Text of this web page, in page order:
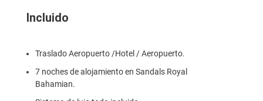
Incluido
Traslado Aeropuerto /Hotel / Aeropuerto.
7 noches de alojamiento en Sandals Royal
Bahamian.